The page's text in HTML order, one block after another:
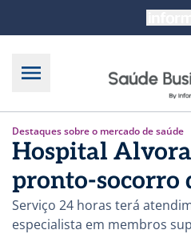
Destaques sobre o mercado de saúde
Hospital
pronto-socorro
Serviço 24 horas terá
especialista em membros